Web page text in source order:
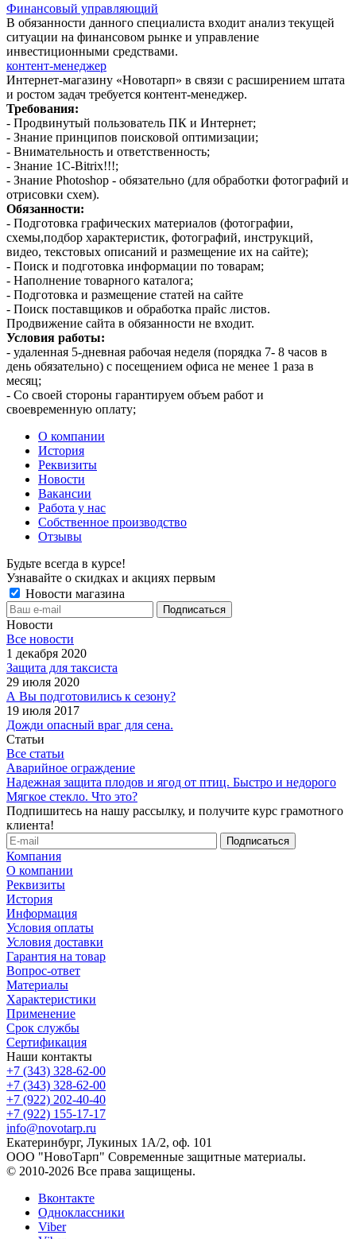
Финансовый управляющий
В обязанности данного специалиста входит анализ текущей
ситуации на финансовом рынке и управление
инвестиционными средствами.
контент-менеджер
Интернет-магазину «Новотарп» в связи с расширением штата
и ростом задач требуется контент-менеджер.
Требования:
- Продвинутый пользователь ПК и Интернет;
- Знание принципов поисковой оптимизации;
- Внимательность и ответственность;
- Знание 1С-Bitrix!!!;
- Знание Photoshop - обязательно (для обработки фотографий и
отрисовки схем).
Обязанности:
- Подготовка графических материалов (фотографии,
схемы,подбор характеристик, фотографий, инструкций,
видео, текстовых описаний и размещение их на сайте);
- Поиск и подготовка информации по товарам;
- Наполнение товарного каталога;
- Подготовка и размещение статей на сайте
- Поиск поставщиков и обработка прайс листов.
Продвижение сайта в обязанности не входит.
Условия работы:
- удаленная 5-дневная рабочая неделя (порядка 7- 8 часов в
день обязательно) с посещением офиса не менее 1 раза в
месяц;
- Со своей стороны гарантируем объем работ и
своевременную оплату;
О компании
История
Реквизиты
Новости
Вакансии
Работа у нас
Собственное производство
Отзывы
Будьте всегда в курсе!
Узнавайте о скидках и акциях первым
Новости магазина
Новости
Все новости
1 декабря 2020
Защита для таксиста
29 июля 2020
А Вы подготовились к сезону?
19 июля 2017
Дожди опасный враг для сена.
Статьи
Все статьи
Аварийное ограждение
Надежная защита плодов и ягод от птиц. Быстро и недорого
Мягкое стекло. Что это?
Подпишитесь на нашу рассылку, и получите курс грамотного
клиента!
Компания
О компании
Реквизиты
История
Информация
Условия оплаты
Условия доставки
Гарантия на товар
Вопрос-ответ
Материалы
Характеристики
Применение
Срок службы
Сертификация
Наши контакты
+7 (343) 328-62-00
+7 (343) 328-62-00
+7 (922) 202-40-40
+7 (922) 155-17-17
info@novotarp.ru
Екатеринбург, Лукиных 1А/2, оф. 101
ООО "НовоТарп" Современные защитные материалы.
© 2010-2026 Все права защищены.
Вконтакте
Одноклассники
Viber